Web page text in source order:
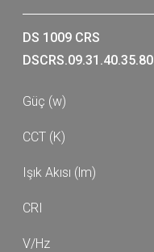
DS 1009 CRS
DSCRS.09.31.40.35.80